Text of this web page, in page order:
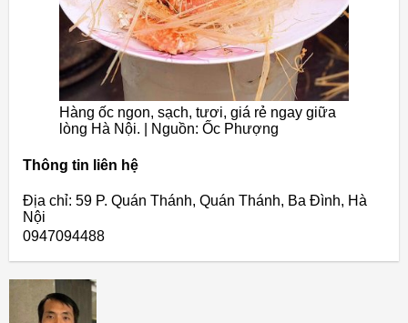
Hàng ốc ngon, sạch, tươi, giá rẻ ngay giữa
lòng Hà Nội. | Nguồn: Ốc Phượng
Thông tin liên hệ
Địa chỉ: 59 P. Quán Thánh, Quán Thánh, Ba Đình, Hà
Nội
0947094488